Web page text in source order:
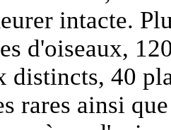
intacte.
d'oiseaux,
distincts, 40
rares ainsi que